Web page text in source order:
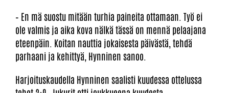
– En mä suostu mitään turhia paineita ottamaan. Työ ei
ole valmis ja aika kova nälkä tässä on mennä pelaajana
eteenpäin. Koitan nauttia jokaisesta päivästä, tehdä
parhaani ja kehittyä, Hynninen sanoo.
Harjoituskaudella Hynninen saalisti kuudessa ottelussa